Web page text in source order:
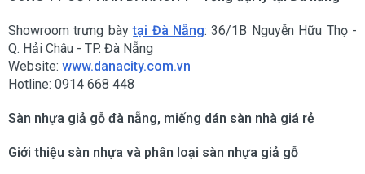
Showroom trưng bàytại Đà Nẵng: 36/1B Nguyễn Hữu Thọ -
Q. Hải Châu - TP. Đà Nẵng
Website: www.danacity.com.vn
Hotline: 0914 668 448
Sàn nhựa giả gỗ đà nẵng, miếng dán sàn nhà giá rẻ
Giới thiệu sàn nhựa và phân loại sàn nhựa giả gỗ